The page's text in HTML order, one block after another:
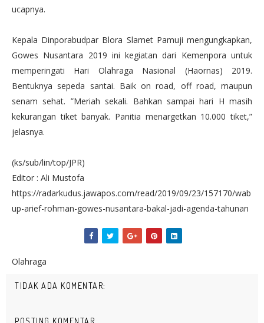
ucapnya.
Kepala Dinporabudpar Blora Slamet Pamuji mengungkapkan,
Gowes Nusantara 2019 ini kegiatan dari Kemenpora untuk
memperingati Hari Olahraga Nasional (Haornas) 2019.
Bentuknya sepeda santai. Baik on road, off road, maupun
senam sehat. ”Meriah sekali. Bahkan sampai hari H masih
kekurangan tiket banyak. Panitia menargetkan 10.000 tiket,”
jelasnya.
(ks/sub/lin/top/JPR)
Editor : Ali Mustofa
https://radarkudus.jawapos.com/read/2019/09/23/157170/wab
up-arief-rohman-gowes-nusantara-bakal-jadi-agenda-tahunan
Olahraga
TIDAK ADA KOMENTAR:
POSTING KOMENTAR